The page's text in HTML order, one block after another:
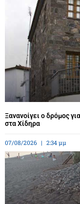
Ξανανοίγει ο δρόμος
στα Χίδηρα
07/08/2026 2:34 μμ